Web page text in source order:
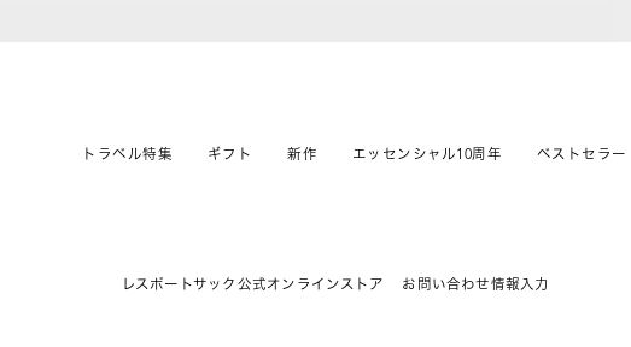
トラベル特集 ギフト 新作 エッセンシャル10周年 ベストセラー
レスポートサック公式オンラインストア お問い合わせ情報入力